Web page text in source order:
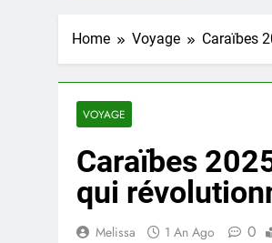
Home Voyage Caraïbes
VOYAGE
Caraïbes
qui
Melissa 1 An Ago 0